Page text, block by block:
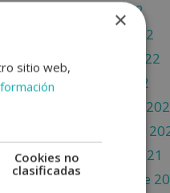
abril 2022
marzo 2022
febrero 2022
enero 2022
diciembre
noviembre
octubre 2021
septiembre
×
sitio web,
Cookies no
clasificadas